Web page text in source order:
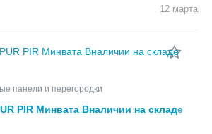
12 марта
панели и перегородки
PIR Минвата Вналичии на складе